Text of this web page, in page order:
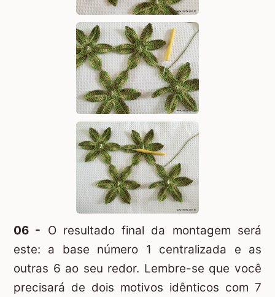
06 - O resultado final da montagem será
este: a base número 1 centralizada e as
outras 6 ao seu redor. Lembre-se que você
precisará de dois motivos idênticos com 7